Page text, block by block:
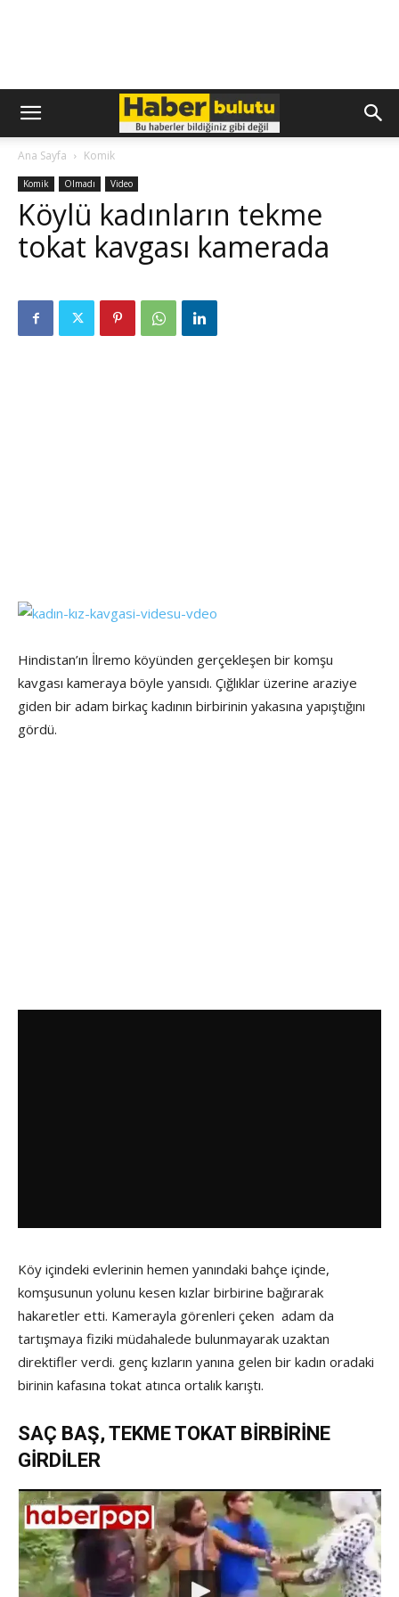
Ana Sayfa Komik
Komik Olmadı Video
Köylü kadınların tekme
tokat kavgası kamerada
Hindistan’ın İlremo köyünden gerçekleşen bir komşu
kavgası kameraya böyle yansıdı. Çığlıklar üzerine araziye
giden bir adam birkaç kadının birbirinin yakasına yapıştığını
gördü.
Köy içindeki evlerinin hemen yanındaki bahçe içinde,
komşusunun yolunu kesen kızlar birbirine bağırarak
hakaretler etti. Kamerayla görenleri çeken adam da
tartışmaya fiziki müdahalede bulunmayarak uzaktan
direktifler verdi. genç kızların yanına gelen bir kadın oradaki
birinin kafasına tokat atınca ortalık karıştı.
SAÇ BAŞ, TEKME TOKAT BİRBİRİNE
GİRDİLER